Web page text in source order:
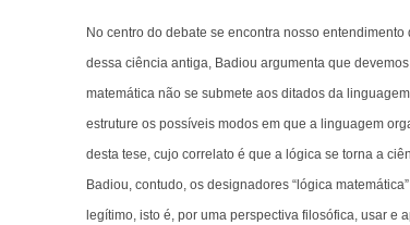
No centro do debate se encontra nosso
dessa ciência antiga, Badiou argumenta que
matemática não se submete aos ditados da
estruture os possíveis modos em que a linguagem
desta tese, cujo correlato é que a lógica se torna a
Badiou, contudo, os designadores “lógica
legítimo, isto é, por uma perspectiva filosófica, usar e